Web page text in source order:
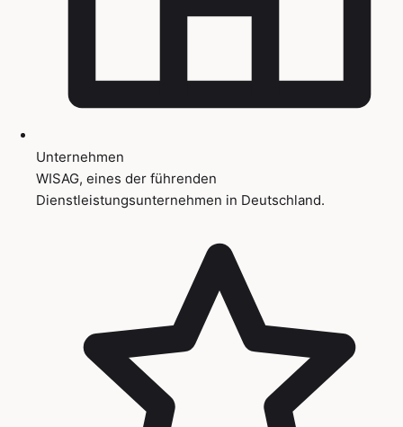
Unternehmen
WISAG, eines der führenden
Dienstleistungsunternehmen in Deutschland.